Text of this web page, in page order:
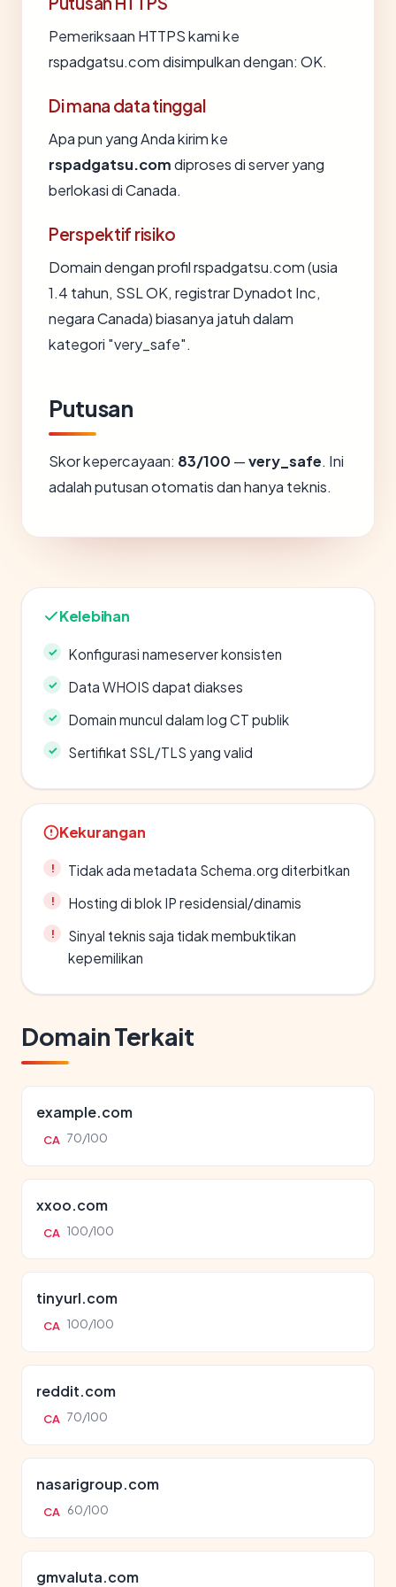
Pemeriksaan HTTPS kami ke
rspadgatsu.com disimpulkan dengan: OK.
Di mana data tinggal
Apa pun yang Anda kirim ke
rspadgatsu.comdiproses di server yang
berlokasi di Canada.
Perspektif risiko
Domain dengan profil rspadgatsu.com (usia
1.4 tahun, SSL OK, registrar Dynadot Inc,
negara Canada) biasanya jatuh dalam
kategori "very_safe".
Putusan
Skor kepercayaan: 83/100 —very_safe. Ini
adalah putusan otomatis dan hanya teknis.
Kelebihan
Konfigurasi nameserver konsisten
Data WHOIS dapat diakses
Domain muncul dalam log CT publik
Sertifikat SSL/TLS yang valid
Kekurangan
Tidak ada metadata Schema.org diterbitkan
Hosting di blok IP residensial/dinamis
Sinyal teknis saja tidak membuktikan
kepemilikan
Domain Terkait
example.com
CA 70/100
xxoo.com
CA 100/100
tinyurl.com
CA 100/100
reddit.com
CA 70/100
nasarigroup.com
CA 60/100
gmvaluta.com